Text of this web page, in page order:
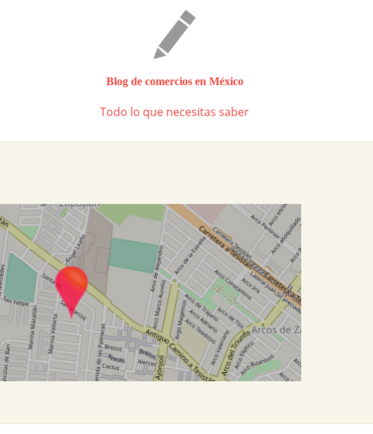
Blog de comercios en México
Todo lo que necesitas saber